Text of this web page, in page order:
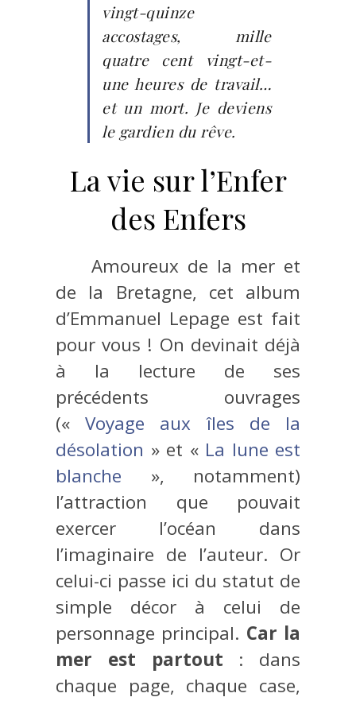
vingt-quinze
accostages, mille
quatre cent vingt-et-
une heures de travail…
et un mort. Je deviens
le gardien du rêve.
La vie sur l’Enfer
des Enfers
Amoureux de la mer et
de la Bretagne, cet album
d’Emmanuel Lepage est fait
pour vous ! On devinait déjà
à la lecture de ses
précédents ouvrages
(«Voyage aux îles de la
désolation » et « La lune est
blanche », notamment)
l’attraction que pouvait
exercer l’océan dans
l’imaginaire de l’auteur. Or
celui-ci passe ici du statut de
simple décor à celui de
personnage principal. Car la
mer est partout : dans
chaque page, chaque case,